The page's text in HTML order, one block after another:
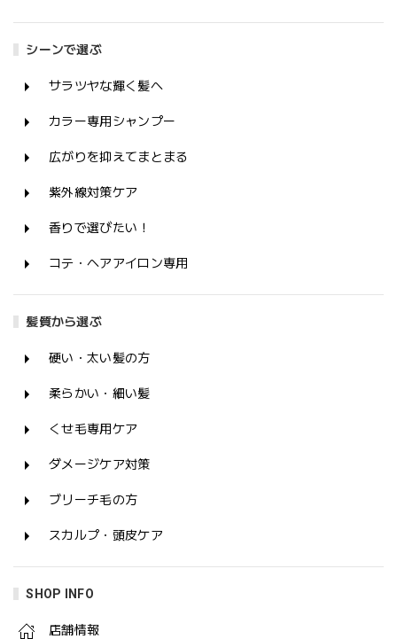
シーンで選ぶ
サラツヤな輝く髪へ
カラー専用シャンプー
広がりを抑えてまとまる
紫外線対策ケア
香りで選びたい！
コテ・ヘアアイロン専用
髪質から選ぶ
硬い・太い髪の方
柔らかい・細い髪
くせ毛専用ケア
ダメージケア対策
ブリーチ毛の方
スカルプ・頭皮ケア
SHOP INFO
店舗情報